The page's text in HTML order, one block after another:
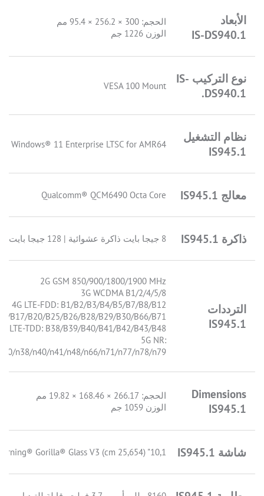
الأبعاد
IS-DS940.1
الحجم: 300 × 256.2 × 95.4 مم
الوزن 1226 جم
نوع التركيب IS-
DS940.1.
VESA 100 Mount
نظام التشغيل
IS945.1
Windows® 11 Enterprise LTSC for AMR64
معالج IS945.1 Qualcomm® QCM6490 Octa Core
ذاكرة IS945.1 8 جيجا بايت ذاكرة عشوائية | 128 جيجا بايت ذاكرة داخلية بسعة | يدعم بطاقة microSD
الترددات
IS945.1
2G GSM 850/900/1800/1900 MHz
3G WCDMA B1/2/4/5/8
4G LTE-FDD: B1/B2/B3/B4/B5/B7/B8/B12
B17/B20/B25/B26/B28/B29/B30/B66/B71
LTE-TDD: B38/B39/B40/B41/B42/B43/B48
5G NR:
n38/n40/n41/n48/n66/n71/n77/n78/n79
Dimensions
IS945.1
الحجم: 266.17 × 168.46 × 19.82 مم
الوزن 1059 جم
شاشة IS945.1 10,1" (25,654 cm) Corning® Gorilla® Glass V3